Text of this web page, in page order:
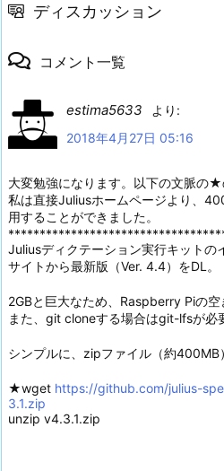
ディスカッション
コメント一覧
estima5633
より:
2018年4月27日 05:16
大変勉強になります。以下の文脈の★
私は直接Juliusホームページより、
用することができました。
Juliusディクテーション実行キットの
サイトから最新版（Ver. 4.4）をDL。
2GBと巨大なため、Raspberry Piの空
また、git cloneする場合はgit-lfsが必
シンプルに、zipファイル（約400MB
★wget https://github.com/julius-
3.1.zip
unzip v4.3.1.zip